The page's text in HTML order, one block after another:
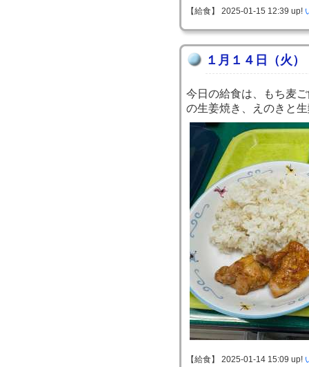
【給食】 2025-01-15 12:39 up!
１月１４日（火）
今日の給食は、もち麦
の生姜焼き、えのきと
【給食】 2025-01-14 15:09 up!